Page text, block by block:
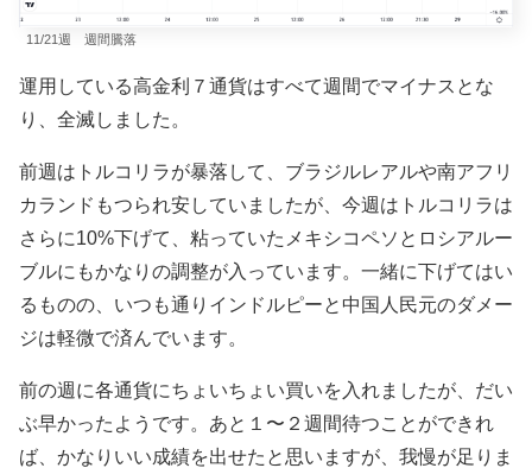
11/21週 週間騰落
運用している高金利７通貨はすべて週間でマイナスとな
り、全滅しました。
前週はトルコリラが暴落して、ブラジルレアルや南アフリ
カランドもつられ安していましたが、今週はトルコリラは
さらに10%下げて、粘っていたメキシコペソとロシアルー
ブルにもかなりの調整が入っています。一緒に下げてはい
るものの、いつも通りインドルピーと中国人民元のダメー
ジは軽微で済んでいます。
前の週に各通貨にちょいちょい買いを入れましたが、だい
ぶ早かったようです。あと１〜２週間待つことができれ
ば、かなりいい成績を出せたと思いますが、我慢が足りま